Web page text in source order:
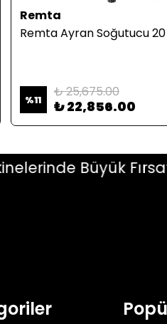
Remta
Remta Ayran Soğutucu 20
%11 ₺ 25,675.00
₺ 22,856.00
Büyük Fırsat !